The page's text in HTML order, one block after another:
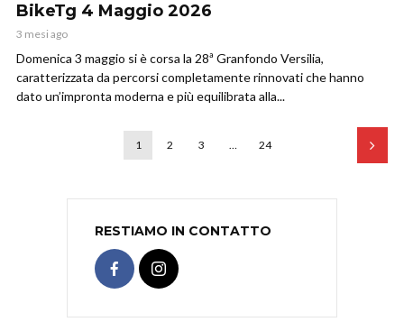
BikeTg 4 Maggio 2026
3 mesi ago
Domenica 3 maggio si è corsa la 28ª Granfondo Versilia,
caratterizzata da percorsi completamente rinnovati che hanno
dato un’impronta moderna e più equilibrata alla...
1 2 3 … 24
RESTIAMO IN CONTATTO